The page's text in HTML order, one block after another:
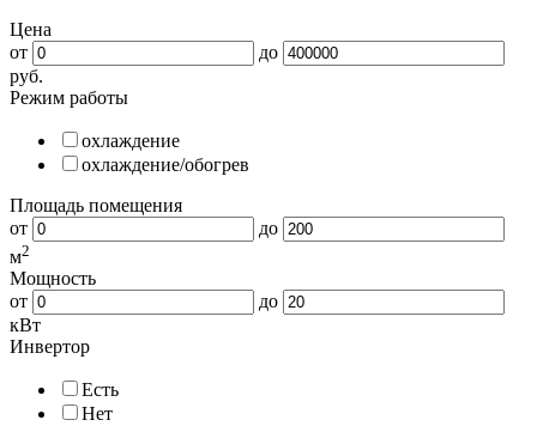
Цена
от
до
руб.
Режим работы
охлаждение
охлаждение/обогрев
Площадь помещения
от
до
м2
Мощность
от
до
кВт
Инвертор
Есть
Нет